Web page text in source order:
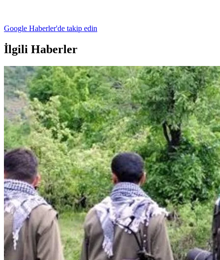
Google Haberler'de takip edin
İlgili Haberler